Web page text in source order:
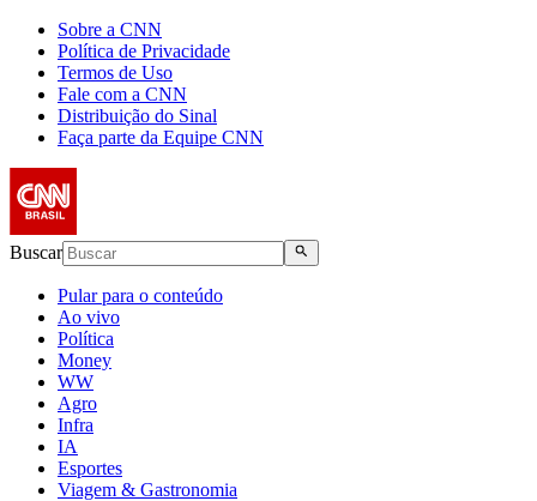
Sobre a CNN
Política de Privacidade
Termos de Uso
Fale com a CNN
Distribuição do Sinal
Faça parte da Equipe CNN
Buscar
Pular para o conteúdo
Ao vivo
Política
Money
WW
Agro
Infra
IA
Esportes
Viagem & Gastronomia